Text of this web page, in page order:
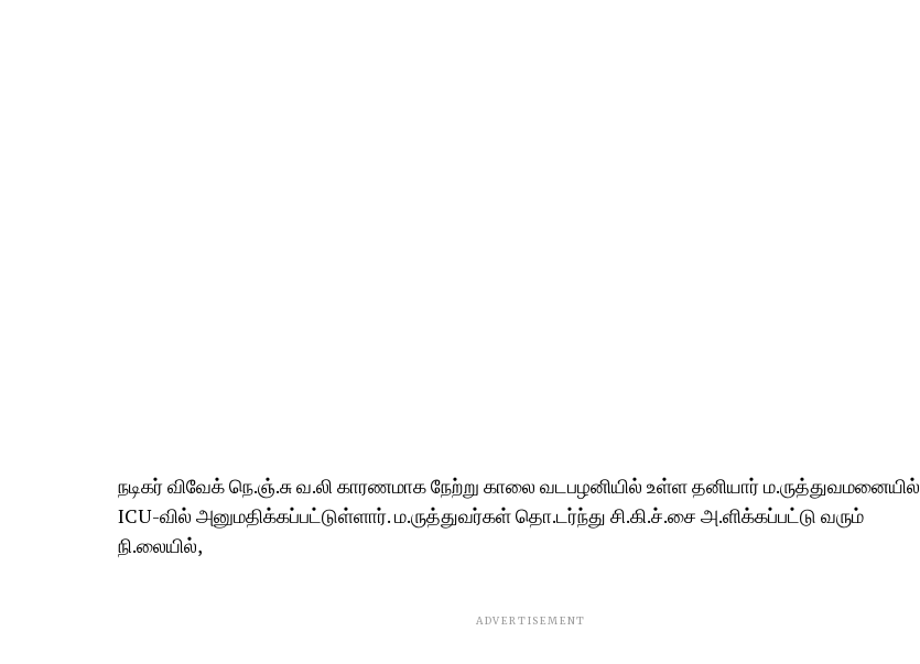
நடிகர் விவேக் நெ.ஞ்.சு வ.லி காரணமாக நேற்று காலை வடபழனியில் உள்ள தனியார் ம.ருத்துவமனையில்
ICU-வில் அனுமதிக்கப்பட்டுள்ளார். ம.ருத்துவர்கள் தொ.டர்ந்து சி.கி.ச்.சை அ.ளிக்கப்பட்டு வரும்
நி.லையில்,
ADVERTISEMENT